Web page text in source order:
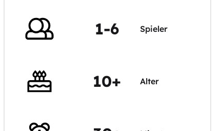
1-6 Spieler
10+ Alter